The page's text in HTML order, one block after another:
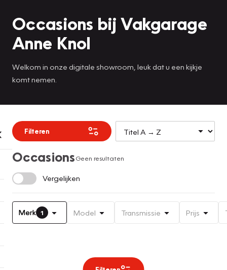
Occasions bij Vakgarage
Anne Knol
Welkom in onze digitale showroom, leuk dat u een kijkje
komt nemen.
Filteren
OccasionsGeen resultaten
Vergelijken
Merk 1 Model Transmissie Prijs